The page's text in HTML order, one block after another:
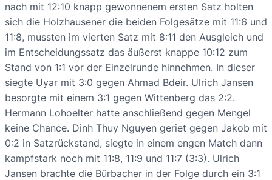
nach mit 12:10 knapp gewonnenem ersten Satz holten
sich die Holzhausener die beiden Folgesätze mit 11:6 und
11:8, mussten im vierten Satz mit 8:11 den Ausgleich und
im Entscheidungssatz das äußerst knappe 10:12 zum
Stand von 1:1 vor der Einzelrunde hinnehmen. In dieser
siegte Uyar mit 3:0 gegen Ahmad Bdeir. Ulrich Jansen
besorgte mit einem 3:1 gegen Wittenberg das 2:2.
Hermann Lohoelter hatte anschließend gegen Mengel
keine Chance. Dinh Thuy Nguyen geriet gegen Jakob mit
0:2 in Satzrückstand, siegte in einem engen Match dann
kampfstark noch mit 11:8, 11:9 und 11:7 (3:3). Ulrich
Jansen brachte die Bürbacher in der Folge durch ein 3:1